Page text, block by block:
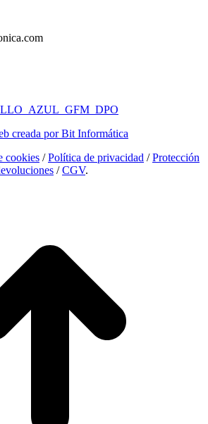
creada por Bit Informática
cookies /Política de privacidad /Protección
/CGV.